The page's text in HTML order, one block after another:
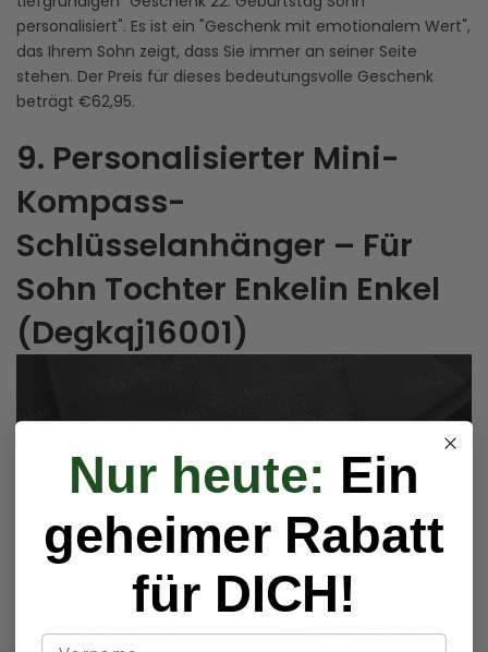
personalisiert". Es ist ein "Geschenk mit emotionalem Wert",
das Ihrem Sohn zeigt, dass Sie immer an seiner Seite
stehen. Der Preis für dieses bedeutungsvolle Geschenk
beträgt €62,95.
9. Personalisierter Mini-
Kompass-
Schlüsselanhänger – Für
Sohn Tochter Enkelin Enkel
(Degkqj16001)
Nur heute: Ein
geheimer Rabatt
für DICH!